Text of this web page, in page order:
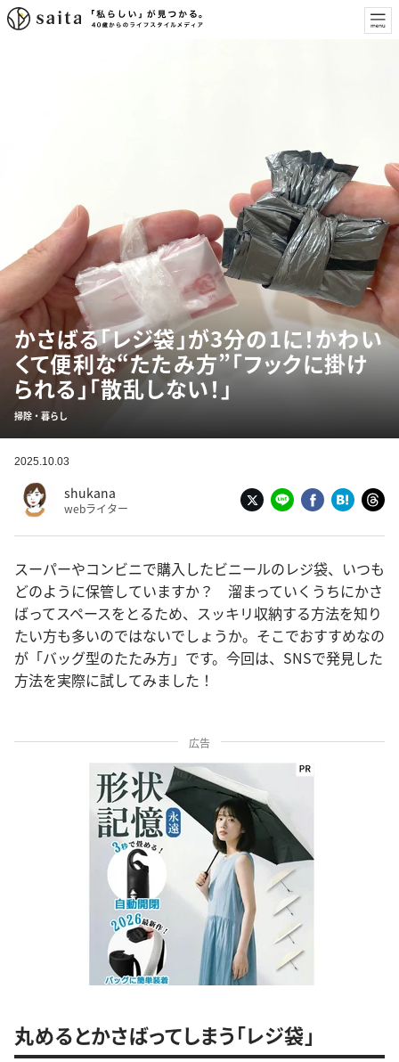
かさばる「レジ袋」が3分の1に！かわい
くて便利な“たたみ方”「フックに掛け
られる」「散乱しない！」
掃除・暮らし
2025.10.03
shukana
webライター
スーパーやコンビニで購入したビニールのレジ袋、いつも
どのように保管していますか？ 溜まっていくうちにかさ
ばってスペースをとるため、スッキリ収納する方法を知り
たい方も多いのではないでしょうか。そこでおすすめなの
が「バッグ型のたたみ方」です。今回は、SNSで発見した
方法を実際に試してみました！
広告
丸めるとかさばってしまう「レジ袋」